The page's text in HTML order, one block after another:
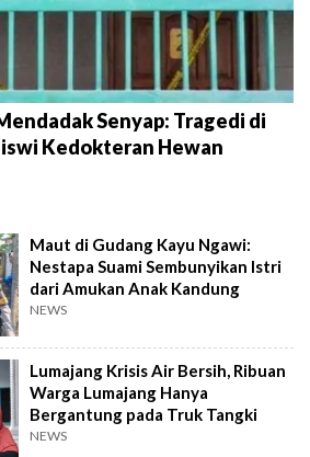
Senyap: Tragedi di
Kedokteran Hewan
Maut di Gudang Kayu Ngawi:
Nestapa Suami Sembunyikan Istri
dari Amukan Anak Kandung
NEWS
Lumajang Krisis Air Bersih, Ribuan
Warga Lumajang Hanya
Bergantung pada Truk Tangki
NEWS